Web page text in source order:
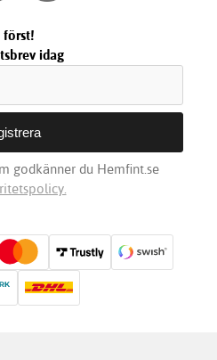
först!
idag
godkänner du Hemfint.se